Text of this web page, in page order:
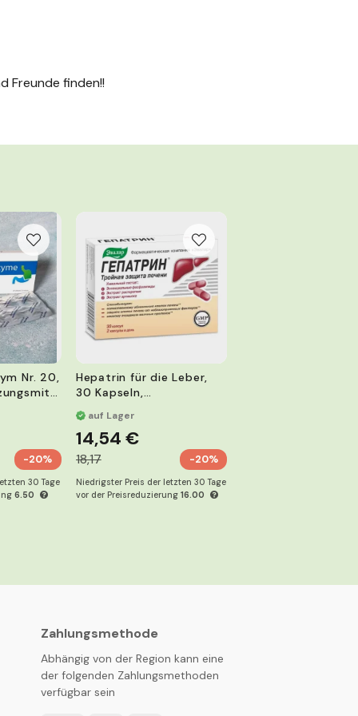
Freunde finden!!
Nr. 20,
-20%
30 Tage
6.50
Hepatrin für die Leber,
30 Kapseln,
Nahrungsergänzungsmitt
elauf Lager
14,54 €
18,17 -20%
Niedrigster Preis der letzten 30 Tage
vor der Preisreduzierung 16.00
Zahlungsmethode
Abhängig von der Region kann eine
der folgenden Zahlungsmethoden
verfügbar sein